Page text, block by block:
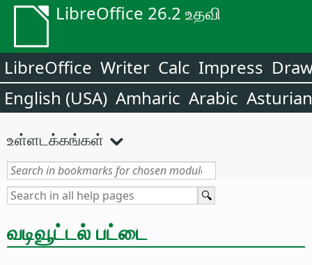
LibreOffice 26.2 உதவி
LibreOffice Writer Calc Impress
English (USA) Amharic Arabic Asturian
உள்ளடக்கங்கள்
வடிவூட்டல் பட்டை